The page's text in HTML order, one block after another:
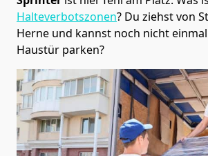
Halteverbotszonen? Du ziehst von
Herne und kannst noch nicht
Haustür parken?